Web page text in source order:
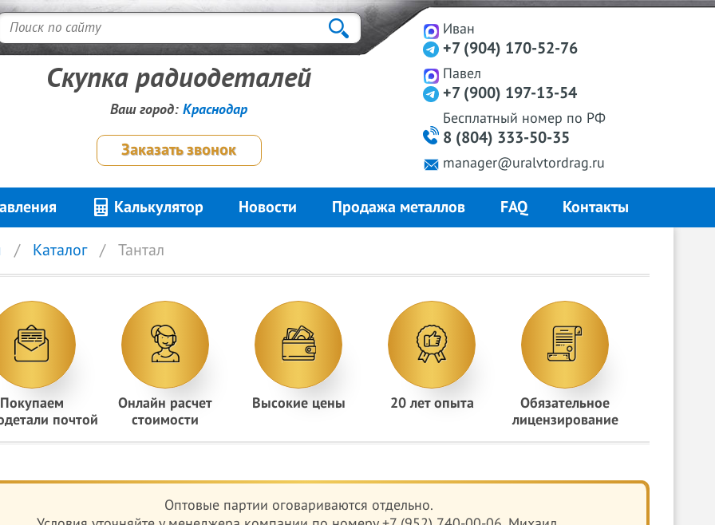
Иван
+7 (904) 170-52-76
Павел
+7 (900) 197-13-54
Бесплатный номер по РФ
8 (804) 333-50-35
manager@uralvtordrag.ru
Скупка радиодеталей
Ваш город: Краснодар
Заказать звонок
Калькулятор Новости Продажа металлов FAQ Контакты
Каталог Тантал
Покупаем
почтой
Онлайн расчет
стоимости
Высокие цены 20 лет опыта
Обязательное
лицензирование
Оптовые партии оговариваются отдельно.